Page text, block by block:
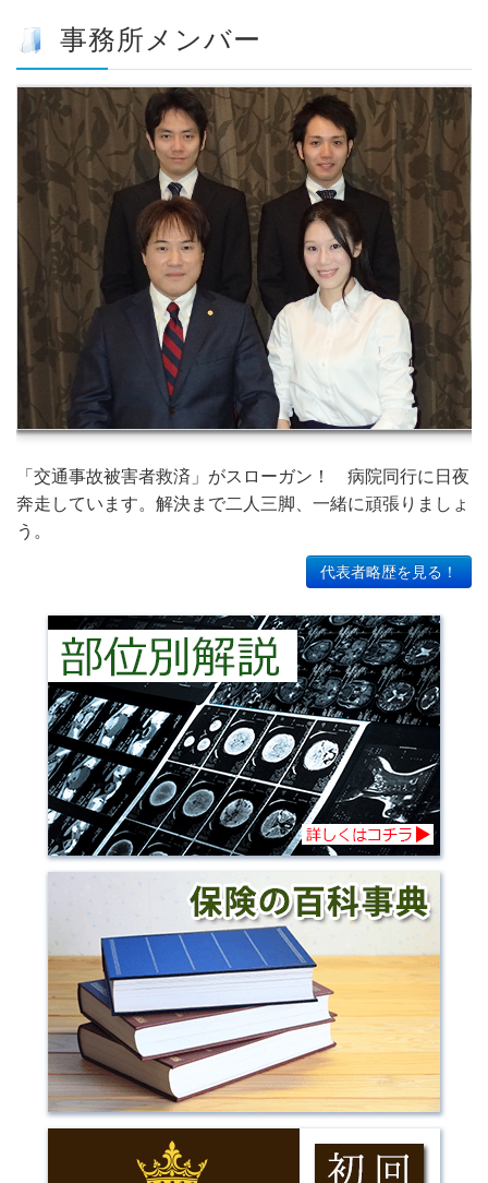
事務所メンバー
「交通事故被害者救済」がスローガン！ 病院同行に日夜
奔走しています。解決まで二人三脚、一緒に頑張りましょ
う。
代表者略歴を見る！